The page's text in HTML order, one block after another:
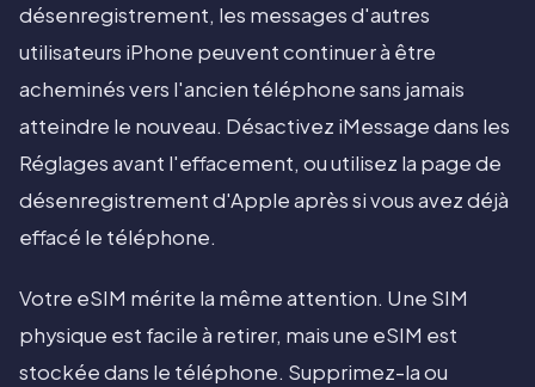
désenregistrement, les messages d'autres
utilisateurs iPhone peuvent continuer à être
acheminés vers l'ancien téléphone sans jamais
atteindre le nouveau. Désactivez iMessage dans les
Réglages avant l'effacement, ou utilisez la page de
désenregistrement d'Apple après si vous avez déjà
effacé le téléphone.
Votre eSIM mérite la même attention. Une SIM
physique est facile à retirer, mais une eSIM est
stockée dans le téléphone. Supprimez-la ou